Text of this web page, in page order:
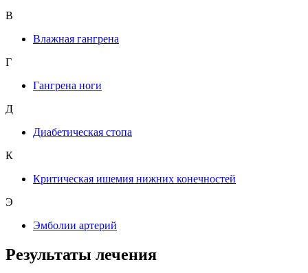
В
Влажная гангрена
Г
Гангрена ноги
Д
Диабетическая стопа
К
Критическая ишемия нижних конечностей
Э
Эмболии артерий
Результаты лечения